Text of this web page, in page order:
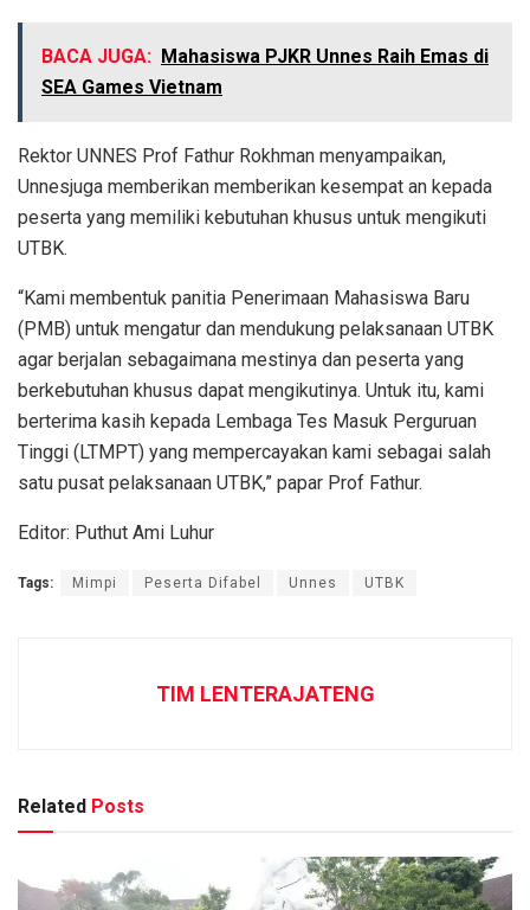
BACA JUGA: Mahasiswa PJKR Unnes Raih Emas di
SEA Games Vietnam
Rektor UNNES Prof Fathur Rokhman menyampaikan,
Unnesjuga memberikan memberikan kesempat an kepada
peserta yang memiliki kebutuhan khusus untuk mengikuti
UTBK.
“Kami membentuk panitia Penerimaan Mahasiswa Baru
(PMB) untuk mengatur dan mendukung pelaksanaan UTBK
agar berjalan sebagaimana mestinya dan peserta yang
berkebutuhan khusus dapat mengikutinya. Untuk itu, kami
berterima kasih kepada Lembaga Tes Masuk Perguruan
Tinggi (LTMPT) yang mempercayakan kami sebagai salah
satu pusat pelaksanaan UTBK,” papar Prof Fathur.
Editor: Puthut Ami Luhur
Tags: Mimpi Peserta Difabel Unnes UTBK
TIM LENTERAJATENG
Related Posts